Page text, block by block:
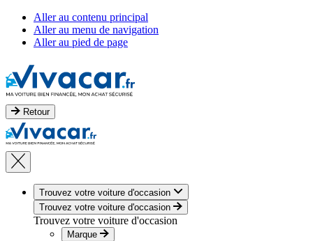
Aller au contenu principal
Aller au menu de navigation
Aller au pied de page
Retour
Trouvez votre voiture d'occasion
Trouvez votre voiture d'occasion
Trouvez votre voiture d'occasion
Marque